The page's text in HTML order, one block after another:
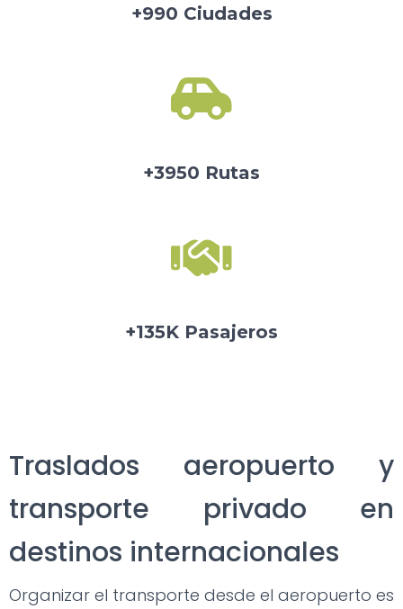
+990 Ciudades
+3950 Rutas
+135K Pasajeros
Traslados aeropuerto y
transporte privado en
destinos internacionales
Organizar el transporte desde el aeropuerto es